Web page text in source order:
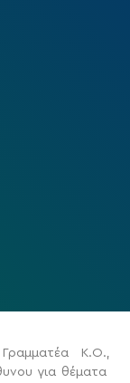
Κ.Ο.,
για θέματα